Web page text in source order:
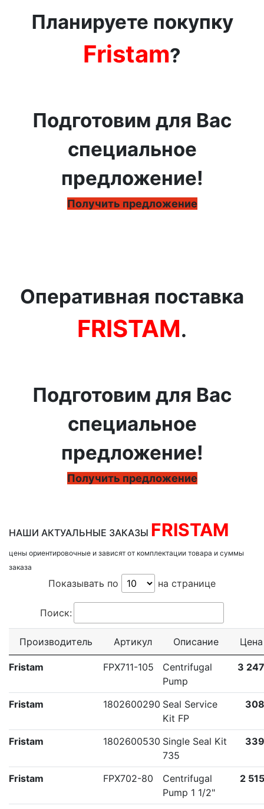
Планируете покупку
Fristam?
Подготовим для Вас
специальное
предложение!
Получить предложение
Оперативная поставка
FRISTAM.
Подготовим для Вас
специальное
предложение!
Получить предложение
НАШИ АКТУАЛЬНЫЕ ЗАКАЗЫ FRISTAM
цены ориентировочные и зависят от комплектации товара и суммы
заказа
Показывать по на странице
Поиск:
Производитель Артикул Описание Цена
Fristam FPX711-105
Centrifugal
Pump
3
Fristam 1802600290 Seal Service
Kit FP
Fristam 1802600530 Single Seal Kit
735
Fristam FPX702-80
Centrifugal
Pump 1 1/2"
2